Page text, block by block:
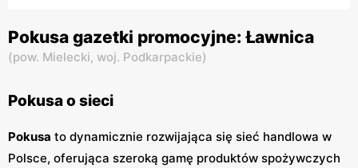
Pokusa gazetki promocyjne: Ławnica
(pow. Mielecki, woj. Podkarpackie)
Pokusa o sieci
Pokusa to dynamicznie rozwijająca się sieć handlowa w
Polsce, oferująca szeroką gamę produktów spożywczych